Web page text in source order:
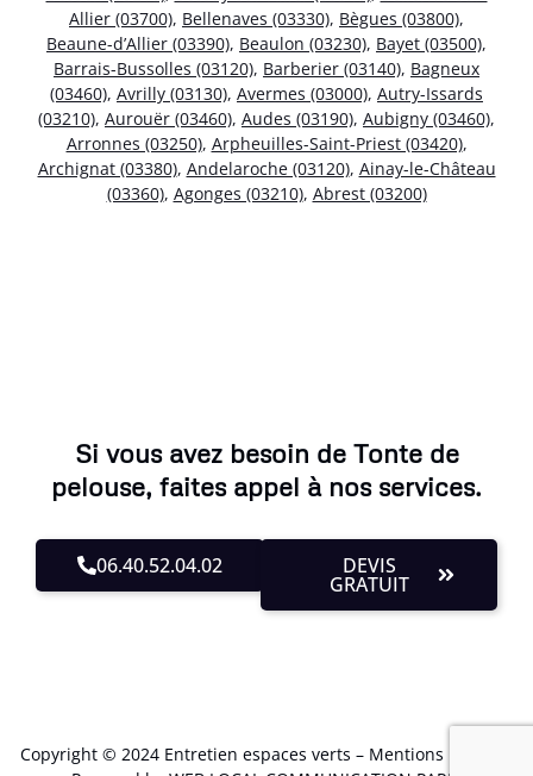
Allier (03700), Bellenaves (03330), Bègues (03800),
Beaune-d’Allier (03390), Beaulon (03230), Bayet (03500),
Barrais-Bussolles (03120), Barberier (03140), Bagneux
(03460), Avrilly (03130), Avermes (03000), Autry-Issards
(03210), Aurouër (03460), Audes (03190), Aubigny (03460),
Arronnes (03250), Arpheuilles-Saint-Priest (03420),
Archignat (03380), Andelaroche (03120), Ainay-le-Château
(03360), Agonges (03210), Abrest (03200)
Si vous avez besoin de Tonte de
pelouse, faites appel à nos services.
06.40.52.04.02 DEVIS
GRATUIT
Copyright © 2024 Entretien espaces verts – Mentions Légales